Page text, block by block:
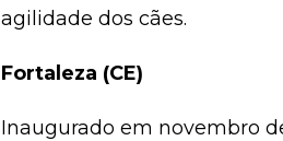
agilidade dos cães.
Fortaleza (CE)
Inaugurado em novembro